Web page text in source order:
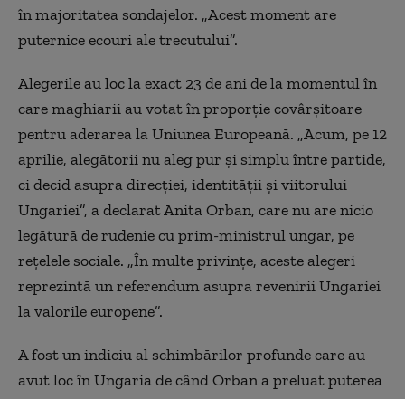
în majoritatea sondajelor. „Acest moment are
puternice ecouri ale trecutului”.
Alegerile au loc la exact 23 de ani de la momentul în
care maghiarii au votat în proporție covârșitoare
pentru aderarea la Uniunea Europeană. „Acum, pe 12
aprilie, alegătorii nu aleg pur și simplu între partide,
ci decid asupra direcției, identității și viitorului
Ungariei”, a declarat Anita Orban, care nu are nicio
legătură de rudenie cu prim-ministrul ungar, pe
rețelele sociale. „În multe privințe, aceste alegeri
reprezintă un referendum asupra revenirii Ungariei
la valorile europene”.
A fost un indiciu al schimbărilor profunde care au
avut loc în Ungaria de când Orban a preluat puterea